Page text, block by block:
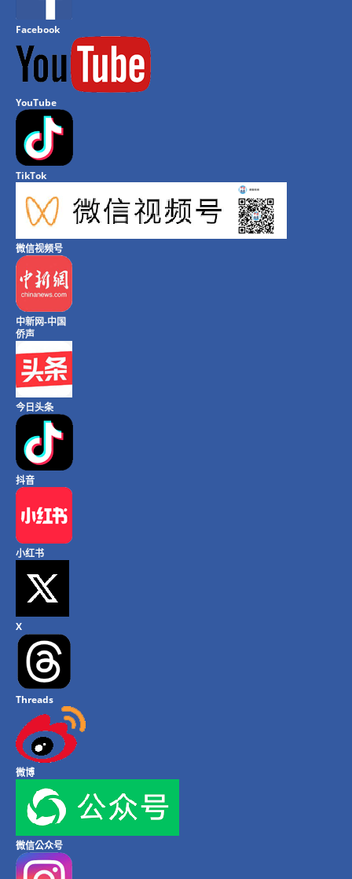
Facebook
YouTube
TikTok
微信视频号
中新网-中国
侨声
今日头条
抖音
小红书
X
Threads
微博
微信公众号